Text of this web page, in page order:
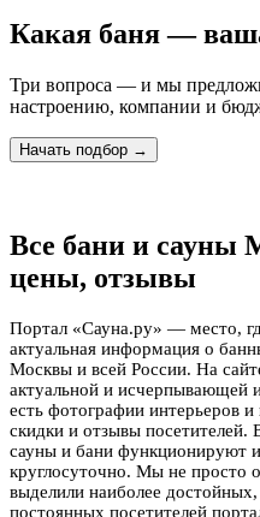
Какая баня —
Три вопроса — и мы
настроению, компании и
Начать подбор →
Все бани и сауны
цены, отзывы
Портал «Сауна.ру» — место,
актуальная информация о
Москвы и всей России. На
актуальной и исчерпывающей
есть фотографии интерьеров
скидки и отзывы посетителей.
сауны и бани функционируют
круглосуточно. Мы не просто
выделили наиболее
постоянных посетителей